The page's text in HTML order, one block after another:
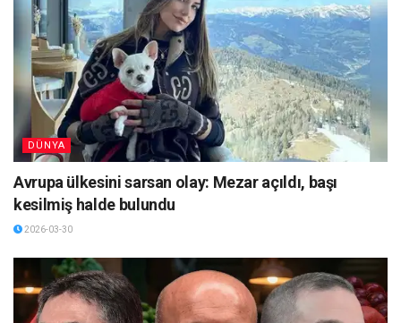
DÜNYA
Avrupa ülkesini sarsan olay: Mezar açıldı, başı
kesilmiş halde bulundu
2026-03-30